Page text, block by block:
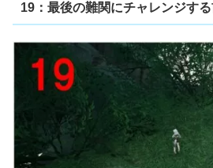
19：最後の難関にチャレンジする